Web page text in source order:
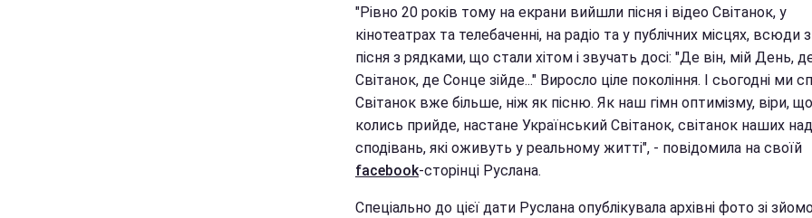
"Рівно 20 років тому на екрани вийшли пісня і відео Світанок, у
кінотеатрах та телебаченні, на радіо та у публічних місцях, всюди
пісня з рядками, що стали хітом і звучать досі: "Де він, мій День,
Світанок, де Сонце зійде..." Виросло ціле покоління. І сьогодні ми
Світанок вже більше, ніж як пісню. Як наш гімн оптимізму, віри, що
колись прийде, настане Український Світанок, світанок наших
сподівань, які оживуть у реальному житті", - повідомила на своїй
facebook-сторінці Руслана.
Спеціально до цієї дати Руслана опублікувала архівні фото зі